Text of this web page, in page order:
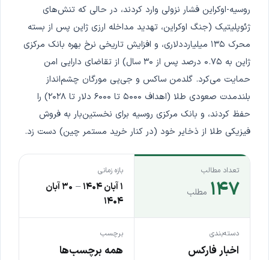
روسیه-اوکراین فشار نزولی وارد کردند، در حالی که تنش‌های
ژئوپلیتیک (جنگ اوکراین، تهدید مداخله ارزی ژاپن پس از بسته
محرک ۱۳۵ میلیارددلاری، و افزایش تاریخی نرخ بهره بانک مرکزی
ژاپن به ۰.۷۵ درصد پس از ۳۰ سال) از تقاضای دارایی امن
حمایت می‌کرد. گلدمن ساکس و جی‌پی مورگان چشم‌انداز
بلندمدت صعودی طلا (اهداف ۵۰۰۰ تا ۶۰۰۰ دلار تا ۲۰۲۸) را
حفظ کردند، و بانک مرکزی روسیه برای نخستین‌بار به فروش
فیزیکی طلا از ذخایر خود (در کنار خرید مستمر چین) دست زد.
تعداد مطالب
۱۴۷ مطلب
بازه زمانی
۱ آبان ۱۴۰۴ –
۳۰ آبان
۱۴۰۴
دسته‌بندی
اخبار فارکس
برچسب
همه برچسب‌ها